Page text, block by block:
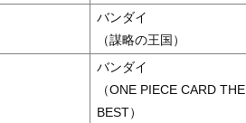
バンダイ
（謀略の王国）
バンダイ
（ONE PIECE CARD THE
BEST）